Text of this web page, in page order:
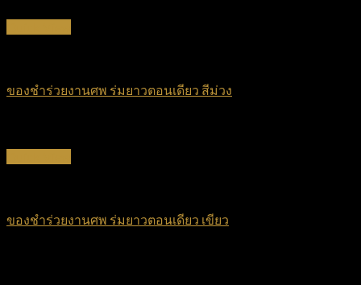
ของชำร่วยงานศพ ร่มยาวตอนเดียว สีม่วง
ของชำร่วยงานศพ ร่มยาวตอนเดียว เขียว